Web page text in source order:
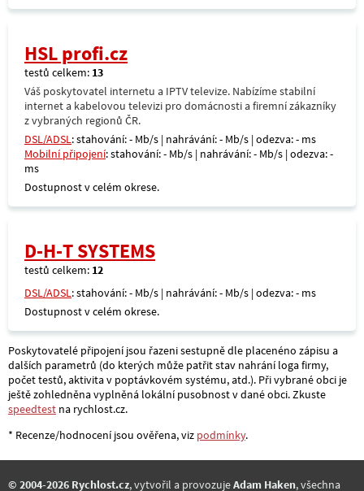
HSL profi.cz
testů celkem: 13
Váš poskytovatel internetu a IPTV televize. Nabízíme stabilní
internet a kabelovou televizi pro domácnosti a firemní zákazníky
z vybraných regionů ČR.
DSL/ADSL: stahování: - Mb/s | nahrávání: - Mb/s | odezva: - ms
Mobilní připojení: stahování: - Mb/s | nahrávání: - Mb/s | odezva: -
ms
Dostupnost v celém okrese.
D-H-T SYSTEMS
testů celkem: 12
DSL/ADSL: stahování: - Mb/s | nahrávání: - Mb/s | odezva: - ms
Dostupnost v celém okrese.
Poskytovatelé připojení jsou řazeni sestupně dle placenéno zápisu a
dalších parametrů (do kterých může patřit stav nahrání loga firmy,
počet testů, aktivita v poptávkovém systému, atd.). Při vybrané obci je
ještě zohledněna vyplněná lokální pusobnost v dané obci. Zkuste
speedtest na rychlost.cz.
* Recenze/hodnocení jsou ověřena, viz podmínky.
© 2004-2026 Rychlost.cz, vytvořil a provozujeAdam Haken, všechna